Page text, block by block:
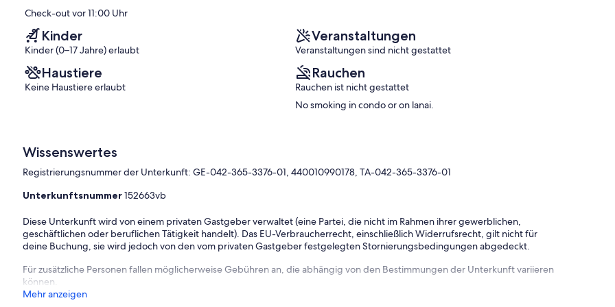
01
Flitterwochen, Miete durch Inhaber, Maui, Maui-Miete,
Check-out vor 11:00 Uhr
Kinder
Kinder (0–17 Jahre) erlaubt
Veranstaltungen
Veranstaltungen sind nicht gestattet
Haustiere
Keine Haustiere erlaubt
Rauchen
Rauchen ist nicht gestattet
No smoking in condo or on lanai.
Wissenswertes
Registrierungsnummer der Unterkunft: GE-042-365-3376-01, 440010990178, TA-042-365-3376-01
Unterkunftsnummer152663vb
Diese Unterkunft wird von einem privaten Gastgeber verwaltet (eine Partei, die nicht im Rahmen ihrer gewerblichen,
geschäftlichen oder beruflichen Tätigkeit handelt). Das EU-Verbraucherrecht, einschließlich Widerrufsrecht, gilt nicht für
deine Buchung, sie wird jedoch von den vom privaten Gastgeber festgelegten Stornierungsbedingungen abgedeckt.
Für zusätzliche Personen fallen möglicherweise Gebühren an, die abhängig von den Bestimmungen der Unterkunft variieren
können.
Mehr anzeigen